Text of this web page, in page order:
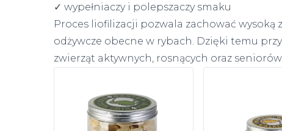
✓ wypełniaczy i polepszaczy smaku
Proces liofilizacji pozwala zachować wysoką
odżywcze obecne w rybach. Dzięki temu
zwierząt aktywnych, rosnących oraz seniorów.